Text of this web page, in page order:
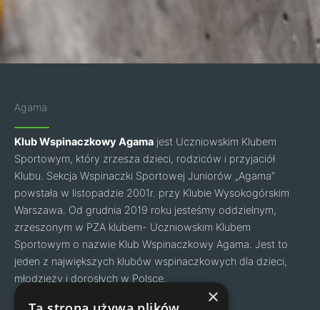
Agama
Klub Wspinaczkowy Agama jest Uczniowskim Klubem
Sportowym, który zrzesza dzieci, rodziców i przyjaciół
Klubu. Sekcja Wspinaczki Sportowej Juniorów „Agama”
powstała w listopadzie 2001r. przy Klubie Wysokogórskim
Warszawa. Od grudnia 2019 roku jesteśmy oddzielnym,
zrzeszonym w PZA klubem- Uczniowskim Klubem
Sportowym o nazwie Klub Wspinaczkowy Agama. Jest to
jeden z największych klubów wspinaczkowych dla dzieci,
młodzieży i dorosłych w Polsce.
Facebook
Instagram ×